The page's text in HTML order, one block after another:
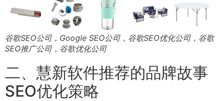
谷歌SEO公司，Google SEO公司，谷歌SEO优化公司，谷歌
SEO推广公司，谷歌优化公司
二、慧新软件推荐的品牌故事
SEO优化策略